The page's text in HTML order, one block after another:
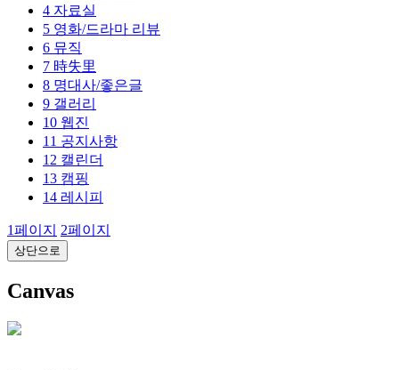
4 자료실
5 영화/드라마 리뷰
6 뮤직
7 時失里
8 명대사/좋은글
9 갤러리
10 웹진
11 공지사항
12 캘린더
13 캠핑
14 레시피
1페이지 2페이지
상단으로
Canvas